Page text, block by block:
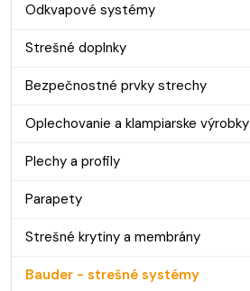
Odkvapové systémy
Strešné doplnky
Bezpečnostné prvky strechy
Oplechovanie a klampiarske výrobky
Plechy a profily
Parapety
Strešné krytiny a membrány
Bauder - strešné systémy